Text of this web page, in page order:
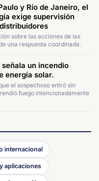
y Río de Janeiro, el
exige supervisión
sobre las acciones de las
una respuesta coordinada.
un incendio
energía solar.
el sospechoso entró sin
fuego intencionadamente
internacional
aplicaciones